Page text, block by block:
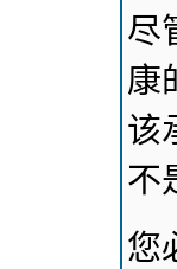
尽
康
该
不
您